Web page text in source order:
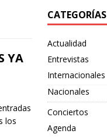
YA
los
CATEGORÍAS
Actualidad
Entrevistas
Internacionales
Nacionales
Conciertos
Agenda